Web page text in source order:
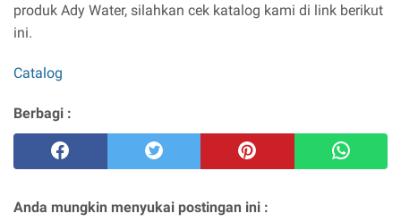
produk Ady Water, silahkan cek katalog kami di link berikut
ini.
Catalog
Berbagi :
Anda mungkin menyukai postingan ini :